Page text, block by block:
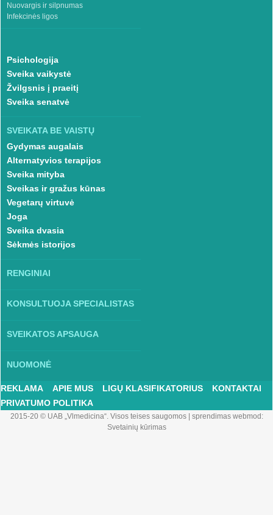
Nuovargis ir silpnumas
Infekcinės ligos
Psichologija
Sveika vaikystė
Žvilgsnis į praeitį
Sveika senatvė
SVEIKATA BE VAISTŲ
Gydymas augalais
Alternatyvios terapijos
Sveika mityba
Sveikas ir gražus kūnas
Vegetarų virtuvė
Joga
Sveika dvasia
Sėkmės istorijos
RENGINIAI
KONSULTUOJA SPECIALISTAS
SVEIKATOS APSAUGA
NUOMONĖ
REKLAMA APIE MUS LIGŲ KLASIFIKATORIUS
KONTAKTAI
PRIVATUMO POLITIKA
2015-20 © UAB „Vlmedicina“. Visos teises saugomos| sprendimas webmod:
Svetainių kūrimas